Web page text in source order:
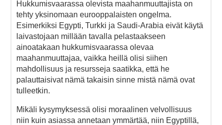
Hukkumisvaarassa olevista maahanmuuttajista on
tehty yksinomaan eurooppalaisten ongelma.
Esimerkiksi Egypti, Turkki ja Saudi-Arabia eivät käytä
laivastojaan millään tavalla pelastaakseen
ainoatakaan hukkumisvaarassa olevaa
maahanmuuttajaa, vaikka heillä olisi siihen
mahdollisuus ja resursseja saatikka, että he
palauttaisivat nämä takaisin sinne mistä nämä ovat
tulleetkin.
Mikäli kysymyksessä olisi moraalinen velvollisuus
niin kuin asiassa annetaan ymmärtää, niin Egyptillä,